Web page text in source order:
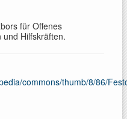
für Offenes
Hilfskräften.